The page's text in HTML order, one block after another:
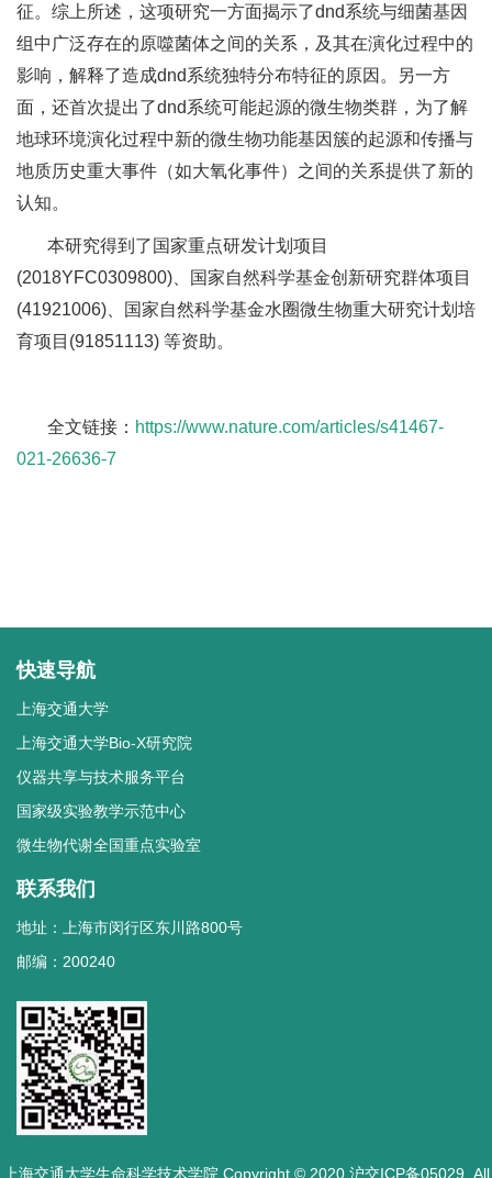
征。综上所述，这项研究一方面揭示了dnd系统与细菌基因
组中广泛存在的原噬菌体之间的关系，及其在演化过程中的
影响，解释了造成dnd系统独特分布特征的原因。另一方
面，还首次提出了dnd系统可能起源的微生物类群，为了解
地球环境演化过程中新的微生物功能基因簇的起源和传播与
地质历史重大事件（如大氧化事件）之间的关系提供了新的
认知。
本研究得到了国家重点研发计划项目
(2018YFC0309800)、国家自然科学基金创新研究群体项目
(41921006)、国家自然科学基金水圈微生物重大研究计划培
育项目(91851113) 等资助。
全文链接： https://www.nature.com/articles/s41467-
021-26636-7
快速导航
上海交通大学
上海交通大学Bio-X研究院
仪器共享与技术服务平台
国家级实验教学示范中心
微生物代谢全国重点实验室
联系我们
地址：上海市闵行区东川路800号
邮编：200240
上海交通大学生命科学技术学院 Copyright © 2020 沪交ICP备05029. All